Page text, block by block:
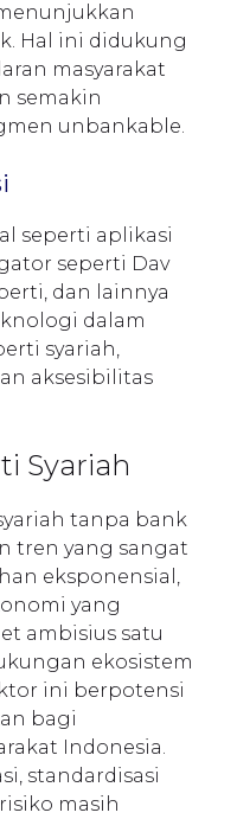
Hal ini didukung
masyarakat
semakin
unbankable.
seperti aplikasi
seperti Dav
dan lainnya
dalam
syariah,
aksesibilitas
Syariah
tanpa bank
tren yang sangat
eksponensial,
yang
ambisius satu
ekosistem
ini berpotensi
bagi
Indonesia.
standardisasi
masih